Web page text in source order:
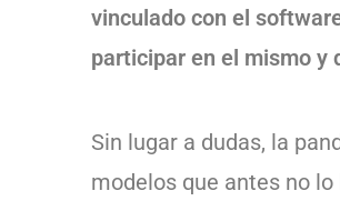
vinculado con el
participar en el mismo y
Sin lugar a dudas, la
modelos que antes no